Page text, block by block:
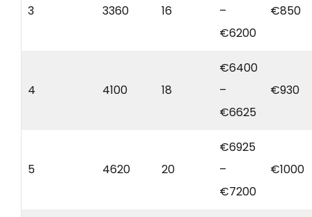
3 3360 16
–
€6200
€850
4 4100 18
€6400
–
€6625
€930
5 4620 20
€6925
–
€7200
€1000